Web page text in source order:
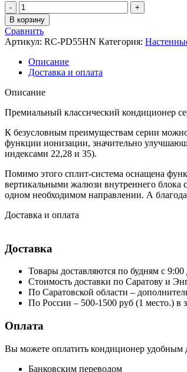
Количество
товара
Классические
сплит-
системы
серии
PANDORA
RC-
PD35HN
В корзину
Сравнить
Артикул: RC-PD55HN Категория:
Описание
Доставка и оплата
Описание
Премиальный классический кондиционер
К безусловным преимуществам серии
функции ионизации, значительно
индексами 22,28 и 35).
Помимо этого сплит-система оснащена
вертикальными жалюзи внутреннего блока
одном необходимом направлении. А
Доставка и оплата
Доставка
Товары доставляются по будням с 9:00
Стоимость доставки по Саратову и
По Саратовской области –
По России – 500-1500 руб (1 место.) в
Оплата
Вы можете оплатить кондиционер удобным
Банковским переводом